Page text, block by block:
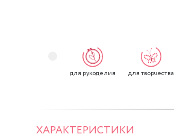
для рукоделия для творчества
ХАРАКТЕРИСТИКИ